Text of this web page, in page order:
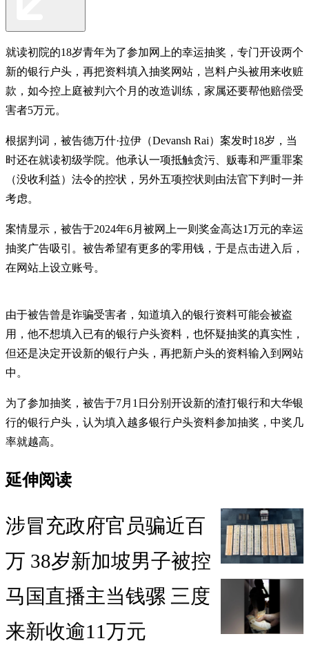
就读初院的18岁青年为了参加网上的幸运抽奖，专门开设两个
新的银行户头，再把资料填入抽奖网站，岂料户头被用来收赃
款，如今控上庭被判六个月的改造训练，家属还要帮他赔偿受
害者5万元。
根据判词，被告德万什·拉伊（Devansh Rai）案发时18岁，当
时还在就读初级学院。他承认一项抵触贪污、贩毒和严重罪案
（没收利益）法令的控状，另外五项控状则由法官下判时一并
考虑。
案情显示，被告于2024年6月被网上一则奖金高达1万元的幸运
抽奖广告吸引。被告希望有更多的零用钱，于是点击进入后，
在网站上设立账号。
由于被告曾是诈骗受害者，知道填入的银行资料可能会被盗
用，他不想填入已有的银行户头资料，也怀疑抽奖的真实性，
但还是决定开设新的银行户头，再把新户头的资料输入到网站
中。
为了参加抽奖，被告于7月1日分别开设新的渣打银行和大华银
行的银行户头，认为填入越多银行户头资料参加抽奖，中奖几
率就越高。
延伸阅读
涉冒充政府官员骗近百
万 38岁新加坡男子被控
马国直播主当钱骡 三度
来新收逾11万元